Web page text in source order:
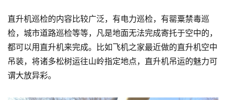
直升机巡检的内容比较广泛，有电力巡检，有罂粟禁毒巡
检，城市道路巡检等等，凡是地面无法完成寄托于空中的，
都可以用直升机来完成。比如飞机之家最近做的直升机空中
吊装，将诸多松树运往山岭指定地点，直升机吊运的魅力可
谓大放异彩。